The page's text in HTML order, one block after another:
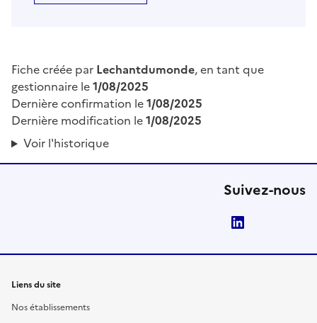
Fiche créée par Lechantdumonde, en tant que
gestionnaire le1/08/2025
Dernière confirmation le1/08/2025
Dernière modification le1/08/2025
Voir l'historique
Suivez-nous
Liens du site
Nos établissements